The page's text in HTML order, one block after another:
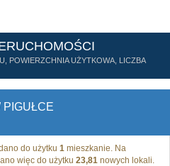
POWIERZCHNIA UŻYTKOWA, LICZBA
PIGUŁCE
do użytku 1 mieszkanie. Na
więc do użytku 23,81 nowych lokali.